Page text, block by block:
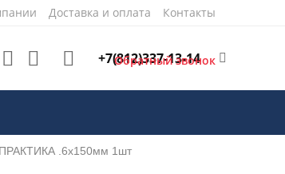
Доставка и оплата Контакты
+7(812)337-13-14
Обратный звонок
.6х150мм 1шт